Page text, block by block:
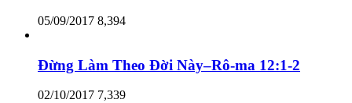
05/09/2017 8,394
Đừng Làm Theo Đời Này–Rô-ma 12:1-2
02/10/2017 7,339